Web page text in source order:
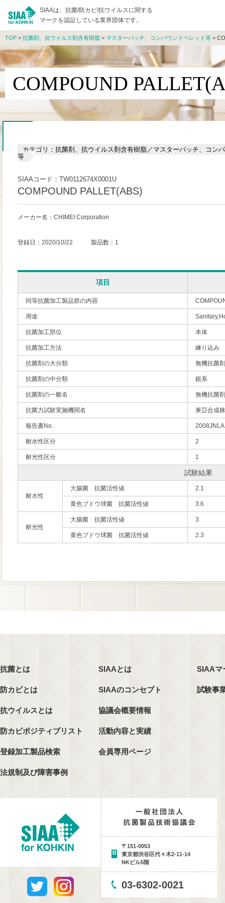
SIAAは、抗菌/防カビ/抗ウイルスに関する
マークを認証している業界団体です。
TOP > 抗菌剤、抗ウイルス剤含有樹脂 > マスターバッチ、コンパウンドペレット等 >
COMPOUND
カテゴリ：抗菌剤、抗ウイルス剤含有樹脂／マスターバッチ、コン
等
SIAAコード：TW0112674X0001U
COMPOUND PALLET(ABS)
メーカー名：CHIMEI Corporation
登録日：2020/10/22 製品数：1
項目
同等抗菌加工製品群の内容
用途
抗菌加工部位 本体
抗菌加工方法 練り込み
抗菌剤の大分類 無機抗菌剤
抗菌剤の中分類 銀系
抗菌剤の一般名 無機抗菌剤
抗菌力試験実施機関名 東亞合成
報告書No.
耐水性区分 2
耐光性区分 1
試験結果
耐水性
大腸菌 抗菌活性値 2.1
黄色ブドウ球菌 抗菌活性値 3.6
耐光性
大腸菌 抗菌活性値 3
黄色ブドウ球菌 抗菌活性値 2.3
抗菌とは
防カビとは
抗ウイルスとは
防カビポジティブリスト
登録加工製品検索
法規制及び障害事例
SIAAとは
SIAAのコンセプト
協議会概要情報
活動内容と実績
会員専用ページ
SIAAマ
試験事
〒151-0053
東京都渋谷区代々木2-11-14
NKビル5階
03-6302-0021